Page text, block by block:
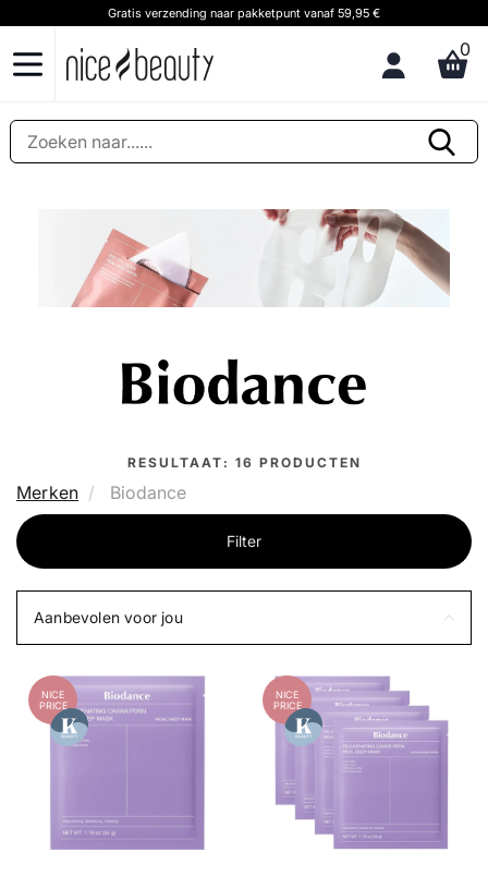
Gratis verzending naar pakketpunt vanaf 59,95 €
0
RESULTAAT: 16 PRODUCTEN
Merken Biodance
Filter
Aanbevolen voor jou
NICE
PRICE
NICE
PRICE